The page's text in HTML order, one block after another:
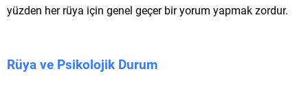
yüzden her rüya için genel geçer bir yorum yapmak zordur.
Rüya ve Psikolojik Durum